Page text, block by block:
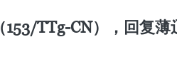
153/TTg-CN），回复